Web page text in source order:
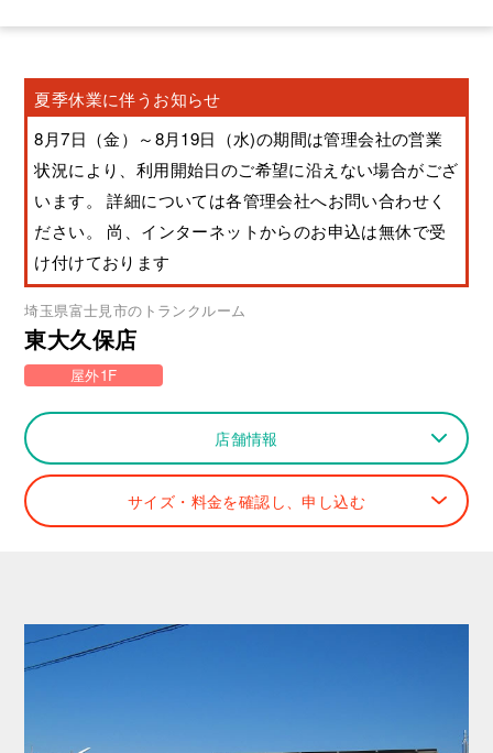
夏季休業に伴うお知らせ
8月7日（金）～8月19日（水)の期間は管理会社の営業
状況により、利用開始日のご希望に沿えない場合がござ
います。 詳細については各管理会社へお問い合わせく
ださい。 尚、インターネットからのお申込は無休で受
け付けております
埼玉県富士見市のトランクルーム
東大久保店
屋外1F
店舗情報
サイズ・料金を確認し、申し込む